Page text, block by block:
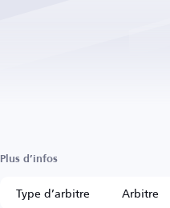
Plus d’infos
Type d’arbitre
Arbitre